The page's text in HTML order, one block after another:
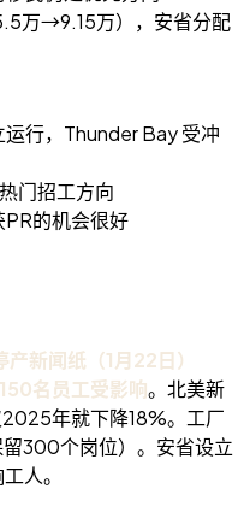
万→9.15万），安省分配
行，Thunder Bay 受冲
门招工方向
PR的机会很好
新闻纸（1月22日）
150名员工受影响。北美新
年就下降18%。工厂
300个岗位）。安省设立
人。